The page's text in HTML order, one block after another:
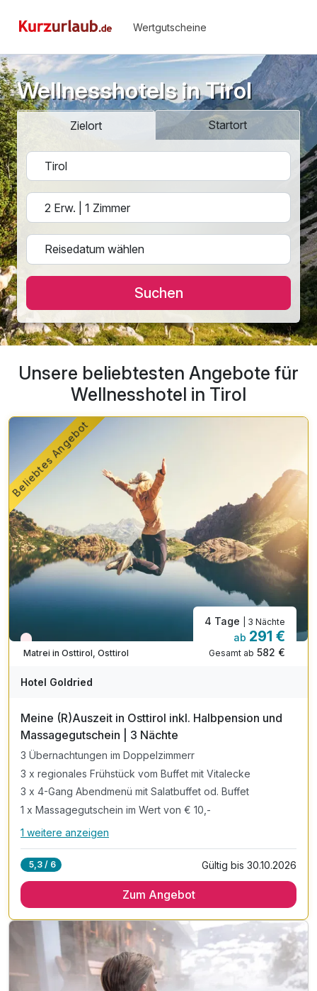
Wertgutscheine
Wellnesshotels in Tirol
Zielort Startort
Suchen
Unsere beliebtesten Angebote für
Wellnesshotel in Tirol
Beliebtes Angebot
WAR
202
Nur noch Restplätze
Matrei in Osttirol, Osttirol
4 Tage | 3 Nächte
ab 291 €
Gesamt ab 582 €
Hotel Goldried
Meine (R)Auszeit in Osttirol inkl. Halbpension und
Massagegutschein | 3 Nächte
3 Übernachtungen im Doppelzimmerr
3 x regionales Frühstück vom Buffet mit Vitalecke
3 x 4-Gang Abendmenü mit Salatbuffet od. Buffet
1 x Massagegutschein im Wert von € 10,-
Alle Inklusivleistungen
3 x regionales Frühstück vom Buffet mit Vitalecke
1 x Massagegutschein im Wert von € 10,-
inkl. Relaxen im Goldried SPA
1 weitere anzeigen
5,3 / 6 Gültig bis 30.10.2026
Zum Angebot